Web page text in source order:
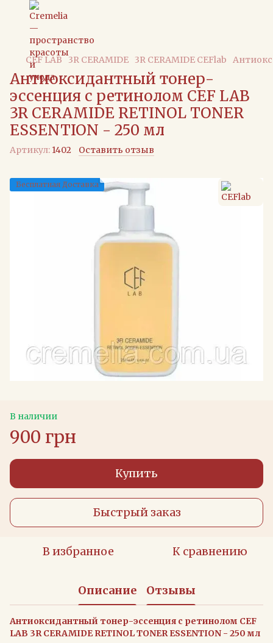
CEF LAB 3R CERAMIDE 3R CERAMIDE CEFlab
Антиоксидантный тонер-
эссенция с ретинолом CEF LAB
3R CERAMIDE RETINOL TONER
ESSENTION - 250 мл
Артикул: 1402 Оставить отзыв
Бесплатная Доставка
В наличии
900 грн
Купить
Быстрый заказ
В избранное К сравнению
Описание Отзывы
Антиоксидантный тонер-эссенция с ретинолом CEF
LAB 3R CERAMIDE RETINOL TONER ESSENTION - 250 мл